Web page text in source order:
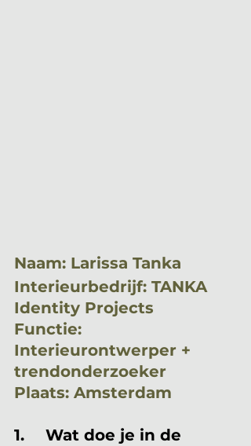
Naam: Larissa Tanka
Interieurbedrijf: TANKA
Identity Projects
Functie:
Interieurontwerper +
trendonderzoeker
Plaats: Amsterdam
1.	Wat doe je in de